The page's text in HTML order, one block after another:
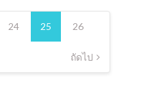
24 25 26
ถัดไป